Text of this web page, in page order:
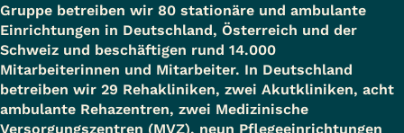
Gruppe betreiben wir 80 stationäre und ambulante
Einrichtungen in Deutschland, Österreich und der
Schweiz und beschäftigen rund 14.000
Mitarbeiterinnen und Mitarbeiter. In Deutschland
betreiben wir 29 Rehakliniken, zwei Akutkliniken, acht
ambulante Rehazentren, zwei Medizinische
Versorgungszentren (MVZ), neun Pflegeeinrichtungen